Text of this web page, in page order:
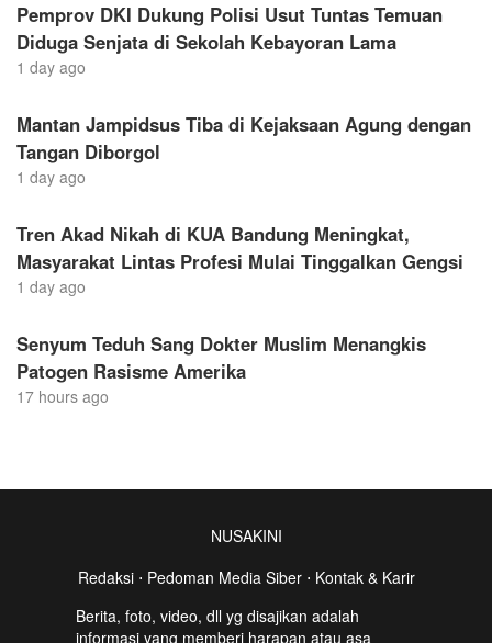
Pemprov DKI Dukung Polisi Usut Tuntas Temuan
Diduga Senjata di Sekolah Kebayoran Lama
1 day ago
Mantan Jampidsus Tiba di Kejaksaan Agung dengan
Tangan Diborgol
1 day ago
Tren Akad Nikah di KUA Bandung Meningkat,
Masyarakat Lintas Profesi Mulai Tinggalkan Gengsi
1 day ago
Senyum Teduh Sang Dokter Muslim Menangkis
Patogen Rasisme Amerika
17 hours ago
NUSAKINI
Redaksi⋅ Pedoman Media Siber⋅ Kontak & Karir
Berita, foto, video, dll yg disajikan adalah
informasi yang memberi harapan atau asa